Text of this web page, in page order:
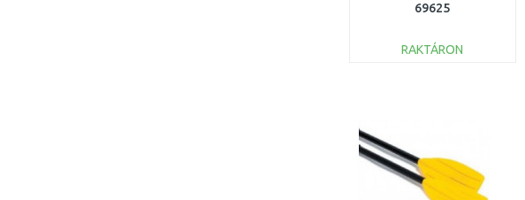
69625
RAKTÁRON